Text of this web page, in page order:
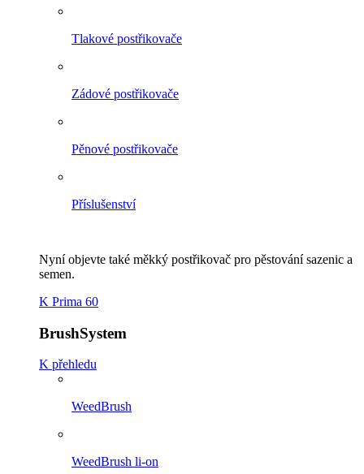
Tlakové postřikovače
Zádové postřikovače
Pěnové postřikovače
Příslušenství
Nyní objevte také měkký postřikovač pro pěstování sazenic a
semen.
K Prima 60
BrushSystem
K přehledu
WeedBrush
WeedBrush li-on